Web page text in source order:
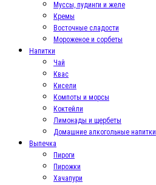
Муссы, пудинги и желе
Кремы
Восточные сладости
Мороженое и сорбеты
Напитки
Чай
Квас
Кисели
Компоты и морсы
Коктейли
Лимонады и щербеты
Домашние алкогольные напитки
Выпечка
Пироги
Пирожки
Хачапури